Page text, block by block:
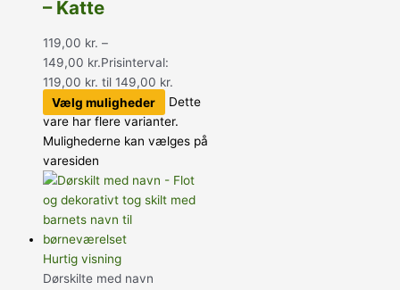
– Katte
119,00 kr. –
149,00 kr.Prisinterval:
119,00 kr. til 149,00 kr.
Vælg muligheder
Dette
vare har flere varianter.
Mulighederne kan vælges på
varesiden
Hurtig visning
Dørskilte med navn